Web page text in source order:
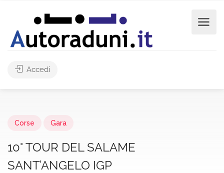
Accedi
Corse Gara
10° TOUR DEL SALAME
SANT’ANGELO IGP